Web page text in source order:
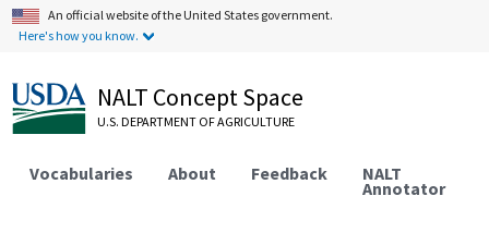
An official website of the United States government.
Here's how you know.
NALT Concept Space
U.S. DEPARTMENT OF AGRICULTURE
Vocabularies About Feedback NALT
Annotator